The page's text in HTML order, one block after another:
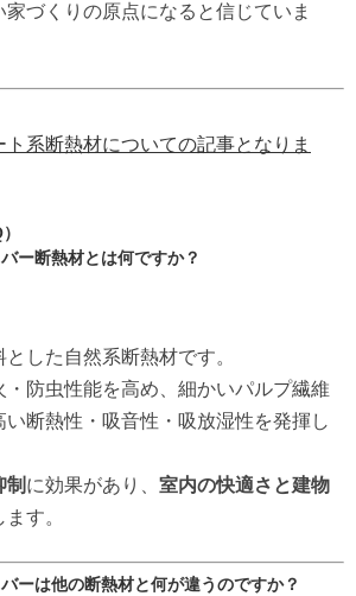
づくりの原点になると信じていま
系断熱材についての記事となりま
ー断熱材とは何ですか？
した自然系断熱材です。
・防虫性能を高め、細かいパルプ繊維
断熱性・吸音性・吸放湿性を発揮し
制 に効果があり、 室内の快適さと建物
す。
ーは他の断熱材と何が違うのですか？